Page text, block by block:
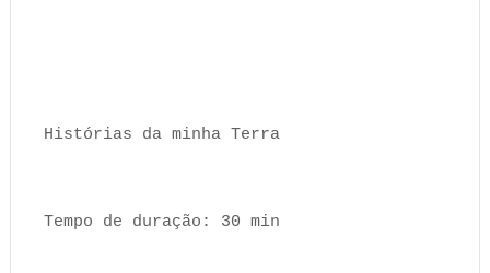
Histórias da minha Terra
Tempo de duração: 30 min